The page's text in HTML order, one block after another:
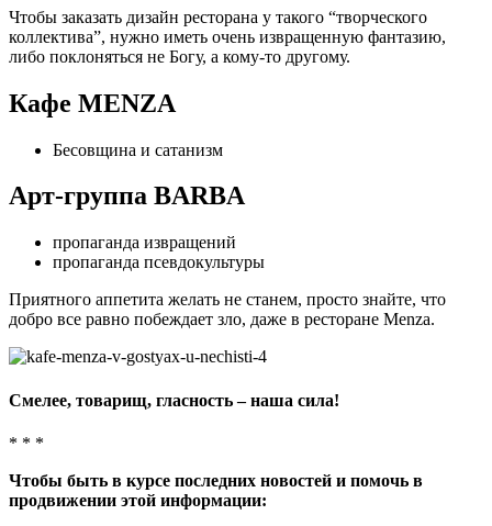
Чтобы заказать дизайн ресторана у такого “творческого
коллектива”, нужно иметь очень извращенную фантазию,
либо поклоняться не Богу, а кому-то другому.
Кафе MENZA
Бесовщина и сатанизм
Арт-группа BARBA
пропаганда извращений
пропаганда псевдокультуры
Приятного аппетита желать не станем, просто знайте, что
добро все равно побеждает зло, даже в ресторане Menza.
Смелее, товарищ, гласность – наша сила!
* * *
Чтобы быть в курсе последних новостей и помочь в
продвижении этой информации: